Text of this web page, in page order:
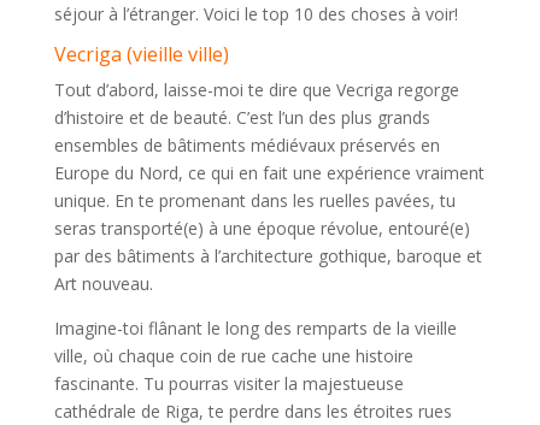
séjour à l’étranger. Voici le top 10 des choses à voir!
Vecriga (vieille ville)
Tout d’abord, laisse-moi te dire que Vecriga regorge
d’histoire et de beauté. C’est l’un des plus grands
ensembles de bâtiments médiévaux préservés en
Europe du Nord, ce qui en fait une expérience vraiment
unique. En te promenant dans les ruelles pavées, tu
seras transporté(e) à une époque révolue, entouré(e)
par des bâtiments à l’architecture gothique, baroque et
Art nouveau.
Imagine-toi flânant le long des remparts de la vieille
ville, où chaque coin de rue cache une histoire
fascinante. Tu pourras visiter la majestueuse
cathédrale de Riga, te perdre dans les étroites rues